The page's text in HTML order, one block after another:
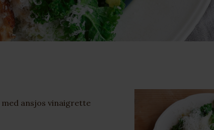
ansjos vinaigrette